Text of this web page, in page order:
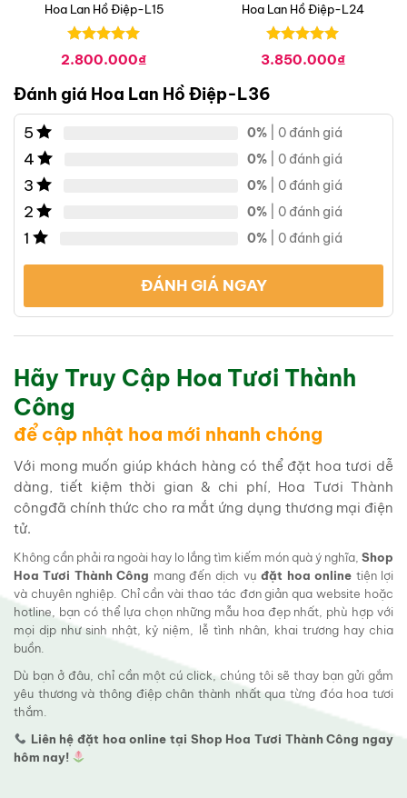
Hoa Lan Hồ Điệp-L15
Được xếp
hạng 05
2.800.000₫
Hoa Lan Hồ Điệp-L24
Được xếp
hạng 05
3.850.000₫
Đánh giá Hoa Lan Hồ Điệp-L36
5 0% | 0 đánh giá
4 0% | 0 đánh giá
3 0% | 0 đánh giá
2 0% | 0 đánh giá
1 0% | 0 đánh giá
ĐÁNH GIÁ NGAY
Hãy Truy Cập Hoa Tươi Thành
Công
để cập nhật hoa mới nhanh chóng
Với mong muốn giúp khách hàng có thể đặt hoa tươi dễ
dàng, tiết kiệm thời gian & chi phí, Hoa Tươi Thành
côngđã chính thức cho ra mắt ứng dụng thương mại điện
tử.
Không cần phải ra ngoài hay lo lắng tìm kiếm món quà ý nghĩa, Shop
Hoa Tươi Thành Công mang đến dịch vụđặt hoa online tiện lợi
và chuyên nghiệp. Chỉ cần vài thao tác đơn giản qua website hoặc
hotline, bạn có thể lựa chọn những mẫu hoa đẹp nhất, phù hợp với
mọi dịp như sinh nhật, kỷ niệm, lễ tình nhân, khai trương hay chia
buồn.
Dù bạn ở đâu, chỉ cần một cú click, chúng tôi sẽ thay bạn gửi gắm
yêu thương và thông điệp chân thành nhất qua từng đóa hoa tươi
thắm.
Liên hệ đặt hoa online tại Shop Hoa Tươi Thành Công ngay
hôm nay!